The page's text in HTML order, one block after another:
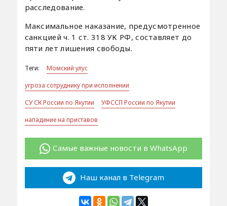
расследование.
Максимальное наказание, предусмотренное
санкцией ч. 1 ст. 318 УК РФ, составляет до
пяти лет лишения свободы.
Теги:
Момский улус
угроза сотруднику при исполнении
СУ СК России по Якутии
УФССП России по Якутии
нападение на приставов
Самые важные новости в WhatsApp
Наш канал в Telegram